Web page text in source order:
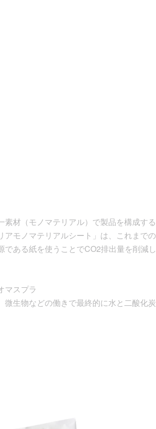
材（モノマテリアル）で製品を構成す
モノマテリアルシート」は、これまで
ある紙を使うことでCO2排出量を削減
マスプラ
生物などの働きで最終的に水と二酸化